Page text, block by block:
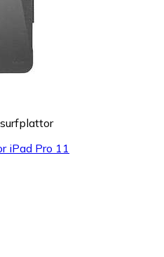
iPad Pro 11